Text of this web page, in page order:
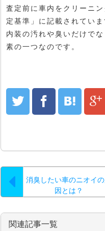
査定前に車内をクリーニ
定基準」に記載されていま
内装の汚れや臭いだけで
素の一つなのです。
消臭したい車のニオイ
因とは？
関連記事一覧